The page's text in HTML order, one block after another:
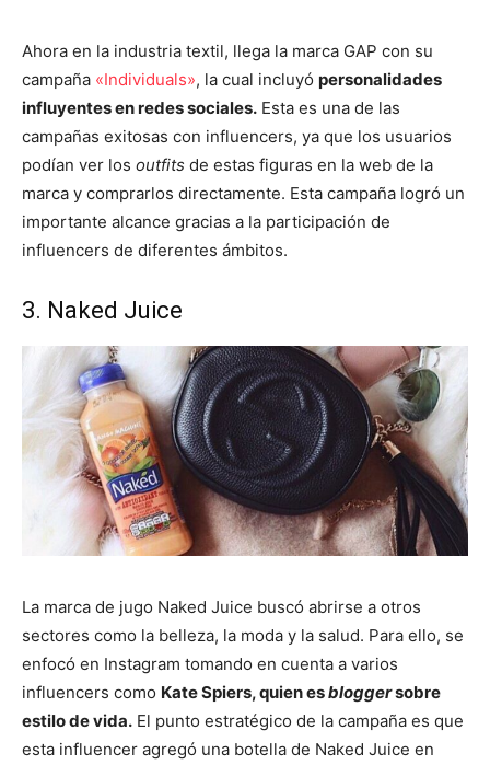
Ahora en la industria textil, llega la marca GAP con su
campaña «Individuals», la cual incluyó personalidades
influyentes en redes sociales. Esta es una de las
campañas exitosas con influencers, ya que los usuarios
podían ver los outfits de estas figuras en la web de la
marca y comprarlos directamente. Esta campaña logró un
importante alcance gracias a la participación de
influencers de diferentes ámbitos.
3. Naked Juice
La marca de jugo Naked Juice buscó abrirse a otros
sectores como la belleza, la moda y la salud. Para ello, se
enfocó en Instagram tomando en cuenta a varios
influencers como Kate Spiers, quien esbloggersobre
estilo de vida. El punto estratégico de la campaña es que
esta influencer agregó una botella de Naked Juice en